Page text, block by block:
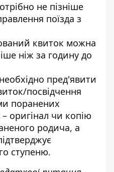
не пізніше
поїзда з
квиток можна
ніж за годину до
пред'явити
посвідчення
поранених
оригінал чи копію
родича, а
ступеню.